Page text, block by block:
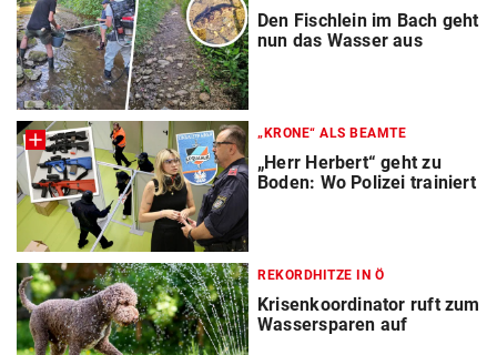
Den Fischlein im Bach geht
nun das Wasser aus
„KRONE“ ALS BEAMTE
„Herr Herbert“ geht zu
Boden: Wo Polizei trainiert
REKORDHITZE IN Ö
Krisenkoordinator ruft zum
Wassersparen auf